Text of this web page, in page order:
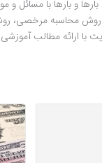
روش محاسبه مرخصی،
با ارائه مطالب آموزشی